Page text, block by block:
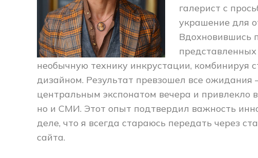
галерист с
украшение для
Вдохновившись
необычную технику инкрустации, комбинируя
дизайном. Результат превзошел все
центральным экспонатом вечера и привлекло
но и СМИ. Этот опыт подтвердил важность
деле, что я всегда стараюсь передать через
сайта.